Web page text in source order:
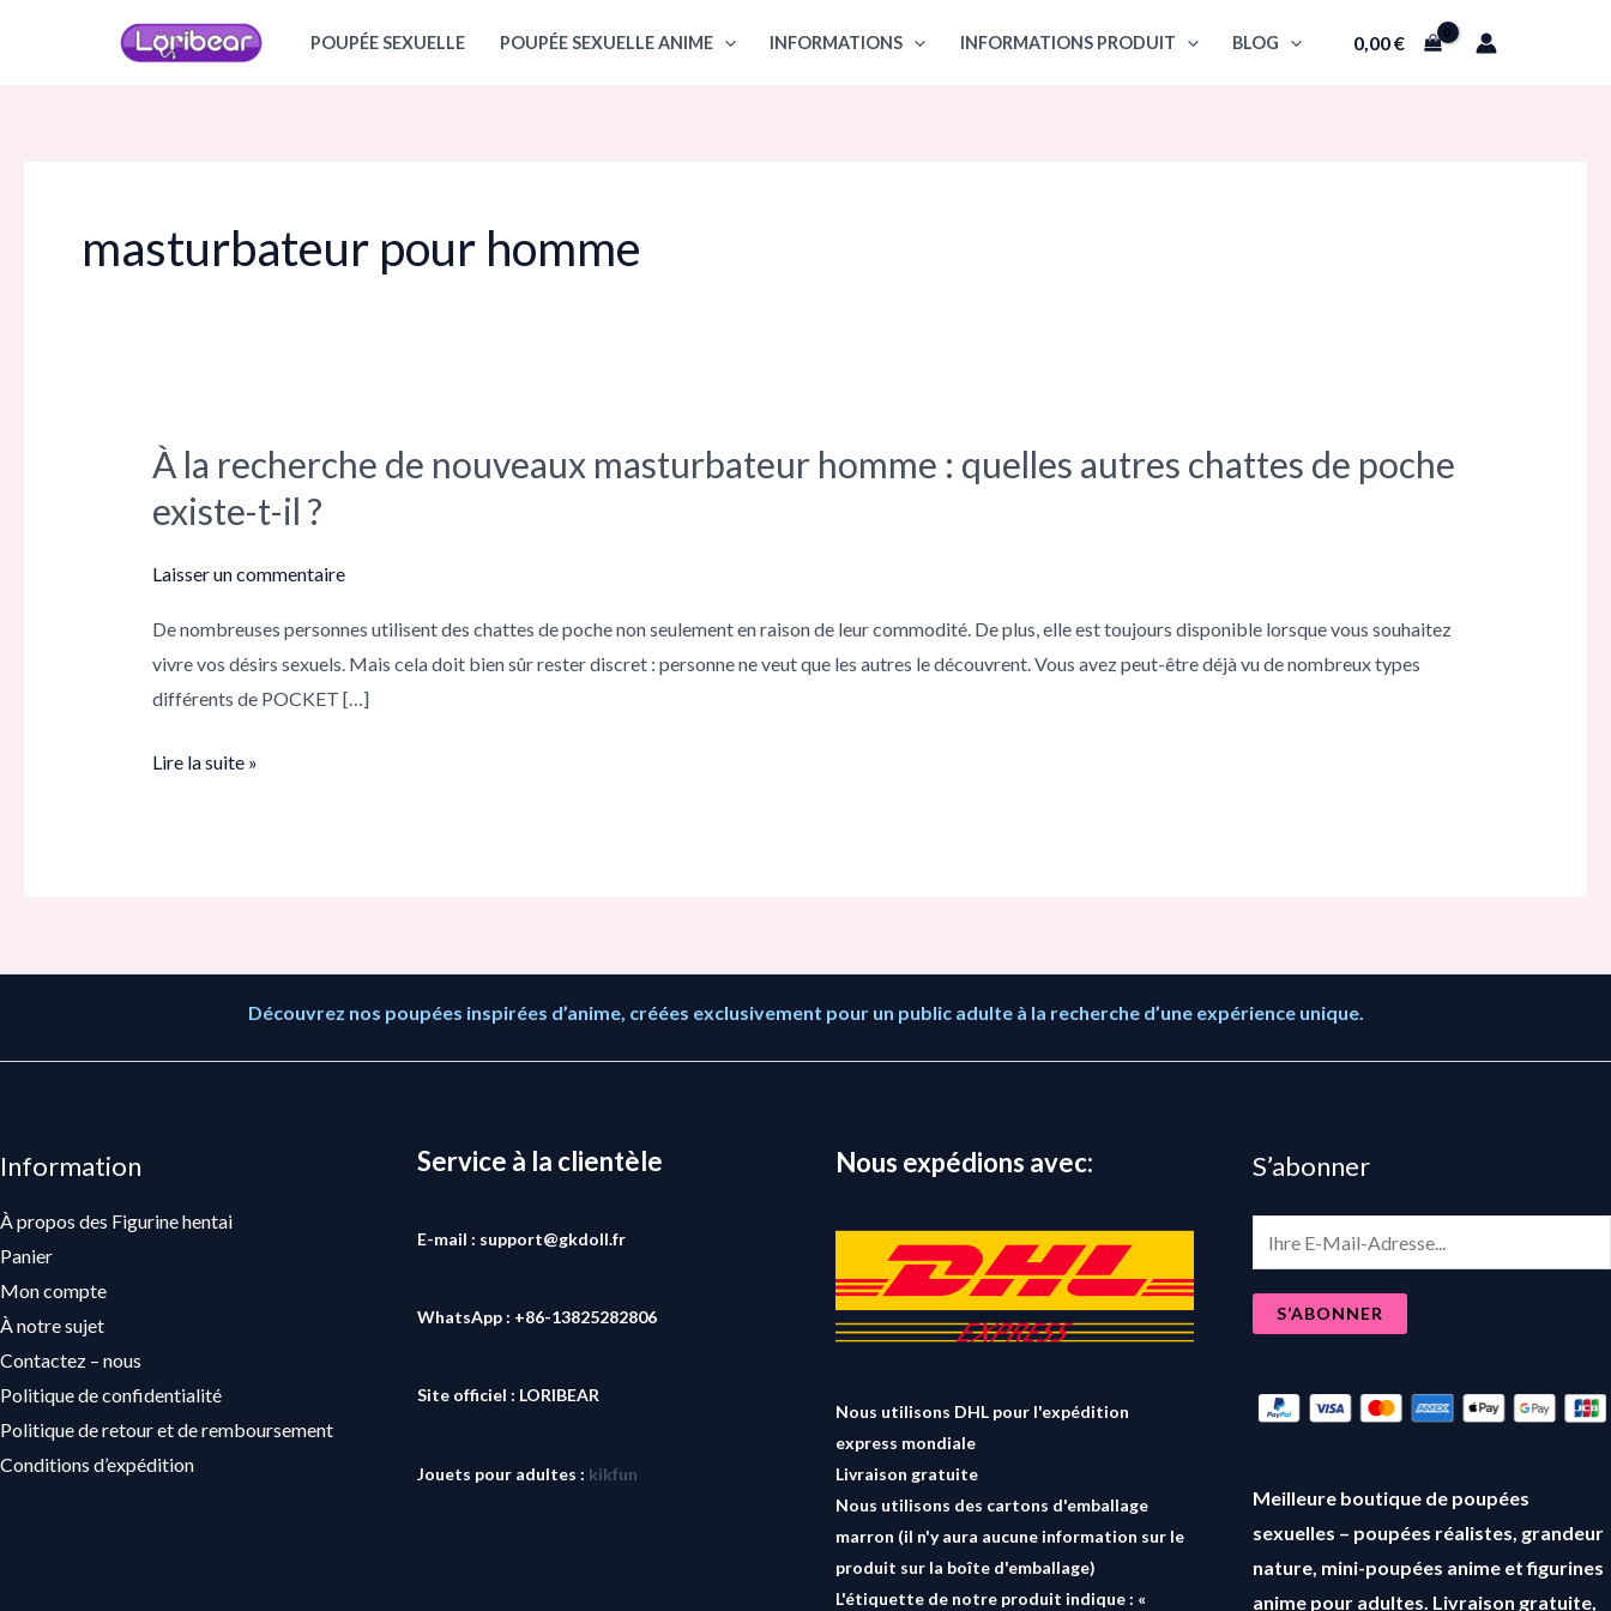
POUPÉE SEXUELLE POUPÉE SEXUELLE ANIME INFORMATIONS INFORMATIONS PRODUIT BLOG 0,00€
masturbateur pour homme
À la recherche de nouveaux masturbateur homme : quelles autres chattes de poche
existe-t-il ?
Laisser un commentaire
De nombreuses personnes utilisent des chattes de poche non seulement en raison de leur commodité. De plus, elle est toujours disponible lorsque vous souhaitez
vivre vos désirs sexuels. Mais cela doit bien sûr rester discret : personne ne veut que les autres le découvrent. Vous avez peut-être déjà vu de nombreux types
différents de POCKET […]
À
recherche
masturbateur
homme
:
autres
il
Lire la suite »
Découvrez nos poupées inspirées d’anime, créées exclusivement pour un public adulte à la recherche d’une expérience unique.
Information
À propos des Figurine hentai
Panier
Mon compte
À notre sujet
Contactez – nous
Politique de confidentialité
Politique de retour et de remboursement
Conditions d’expédition
Service à la clientèle
E-mail : support@gkdoll.fr
WhatsApp : +86-13825282806
Site officiel : LORIBEAR
Jouets pour adultes : kikfun
Nous expédions avec:
Nous utilisons DHL pour l'expédition
express mondiale
Livraison gratuite
Nous utilisons des cartons d'emballage
marron (il n'y aura aucune information sur le
produit sur la boîte d'emballage)
L'étiquette de notre produit indique : «
S’abonner
m
a
i
S’ABONNER
Meilleure boutique de poupées
sexuelles – poupées réalistes, grandeur
nature, mini-poupées anime et figurines
anime pour adultes. Livraison gratuite,